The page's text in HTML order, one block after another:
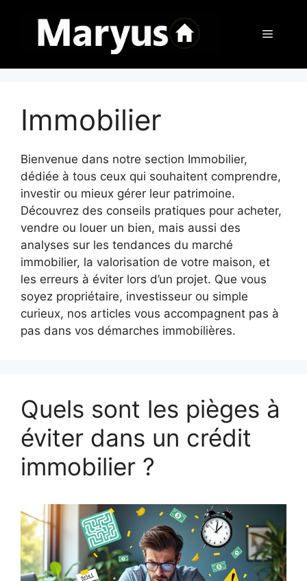
contenu
Menu
Immobilier
Bienvenue dans notre section Immobilier,
dédiée à tous ceux qui souhaitent comprendre,
investir ou mieux gérer leur patrimoine.
Découvrez des conseils pratiques pour acheter,
vendre ou louer un bien, mais aussi des
analyses sur les tendances du marché
immobilier, la valorisation de votre maison, et
les erreurs à éviter lors d’un projet. Que vous
soyez propriétaire, investisseur ou simple
curieux, nos articles vous accompagnent pas à
pas dans vos démarches immobilières.
Quels sont les pièges à
éviter dans un crédit
immobilier ?